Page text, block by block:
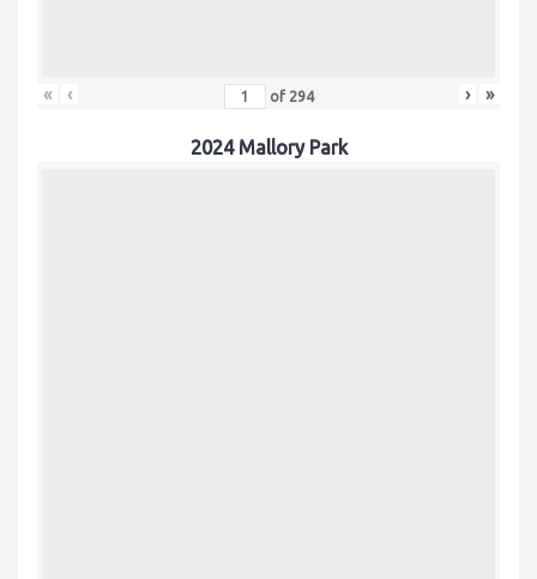
« ‹ of 294 › »
2024 Mallory Park